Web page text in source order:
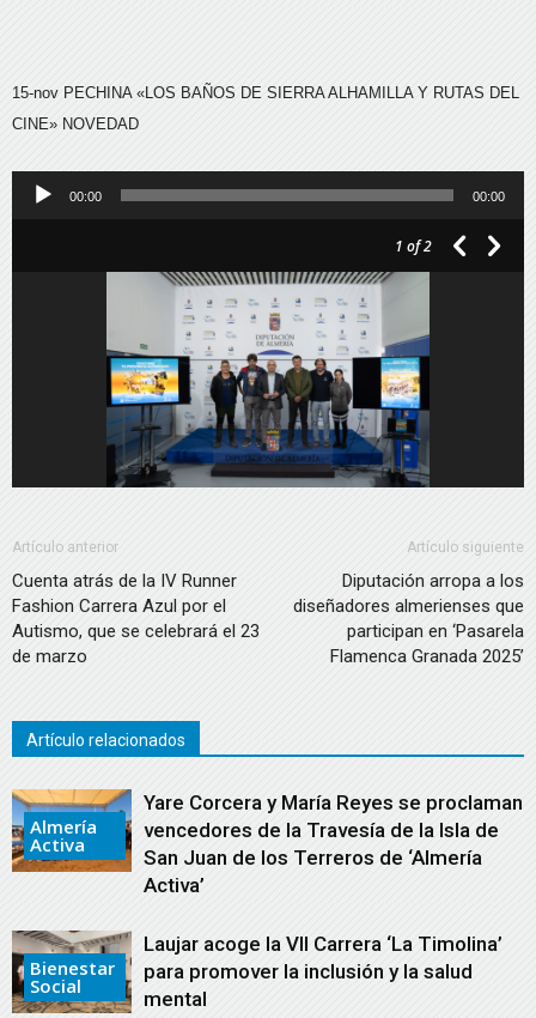
15-nov PECHINA «LOS BAÑOS DE SIERRA ALHAMILLA Y RUTAS DEL
CINE» NOVEDAD
Reproductor
00:00 00:00
1 of 2
Artículo anterior
Cuenta atrás de la IV Runner
Fashion Carrera Azul por el
Autismo, que se celebrará el 23
de marzo
Artículo siguiente
Diputación arropa a los
diseñadores almerienses que
participan en ‘Pasarela
Flamenca Granada 2025’
Artículo relacionados
Almería
Activa
Yare Corcera y María Reyes se proclaman
vencedores de la Travesía de la Isla de
San Juan de los Terreros de ‘Almería
Activa’
Bienestar
Social
Laujar acoge la VII Carrera ‘La Timolina’
para promover la inclusión y la salud
mental